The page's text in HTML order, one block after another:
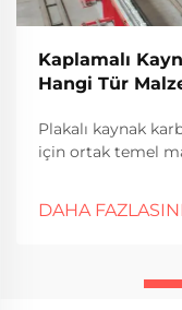
Kaplamalı
Hangi Tür
Plakalı kaynak
için ortak temel
malzeme olarak
Alternatiflerden
DAHA